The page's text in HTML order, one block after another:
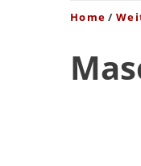
Home